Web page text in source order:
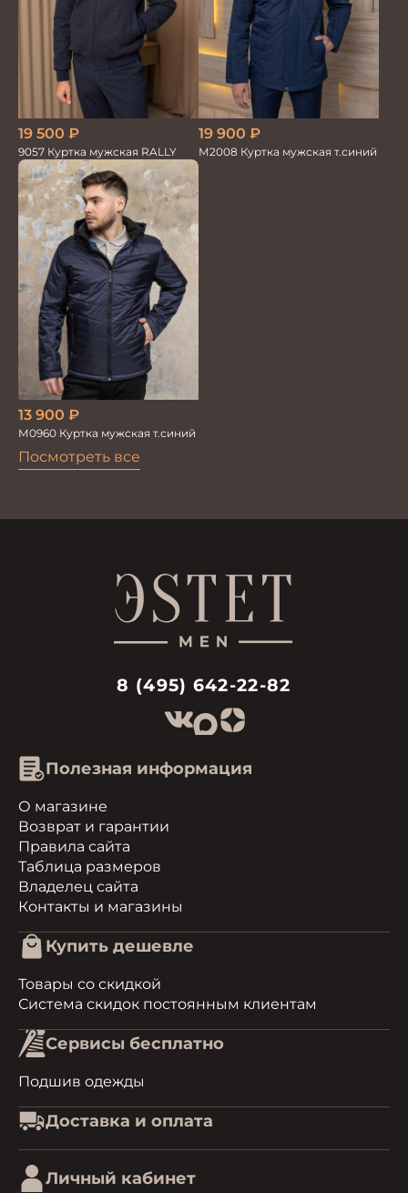
Посмотреть все
19 500 ₽
9057 Куртка мужская RALLY
19 900 ₽
М2008 Куртка мужская т.синий
13 900 ₽
М0960 Куртка мужская т.синий
8 (495) 642-22-82
Полезная информация
О магазине
Возврат и гарантии
Правила сайта
Таблица размеров
Владелец сайта
Контакты и магазины
Купить дешевле
Товары со скидкой
Система скидок постоянным клиентам
Сервисы бесплатно
Подшив одежды
Доставка и оплата
Личный кабинет